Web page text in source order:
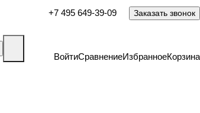
+7 495 649-39-09 Заказать звонок
ВойтиСравнениеИзбранноеКорзина